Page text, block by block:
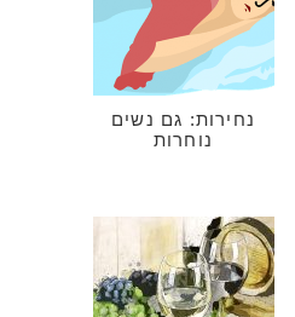
נחירות: גם נשים
נוחרות